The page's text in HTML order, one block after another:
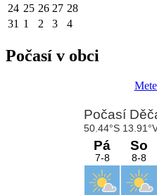
24 25 26 27 28
31 1 2 3 4
Počasí v obci